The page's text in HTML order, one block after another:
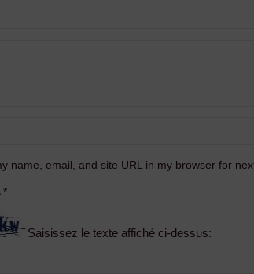
name, email, and site URL in my browser for
*
Saisissez le texte affiché ci-dessus: